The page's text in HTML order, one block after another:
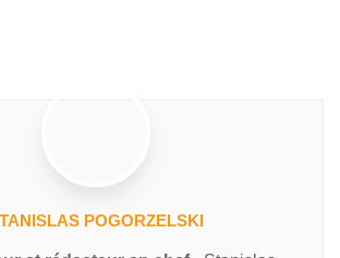
POGORZELSKI